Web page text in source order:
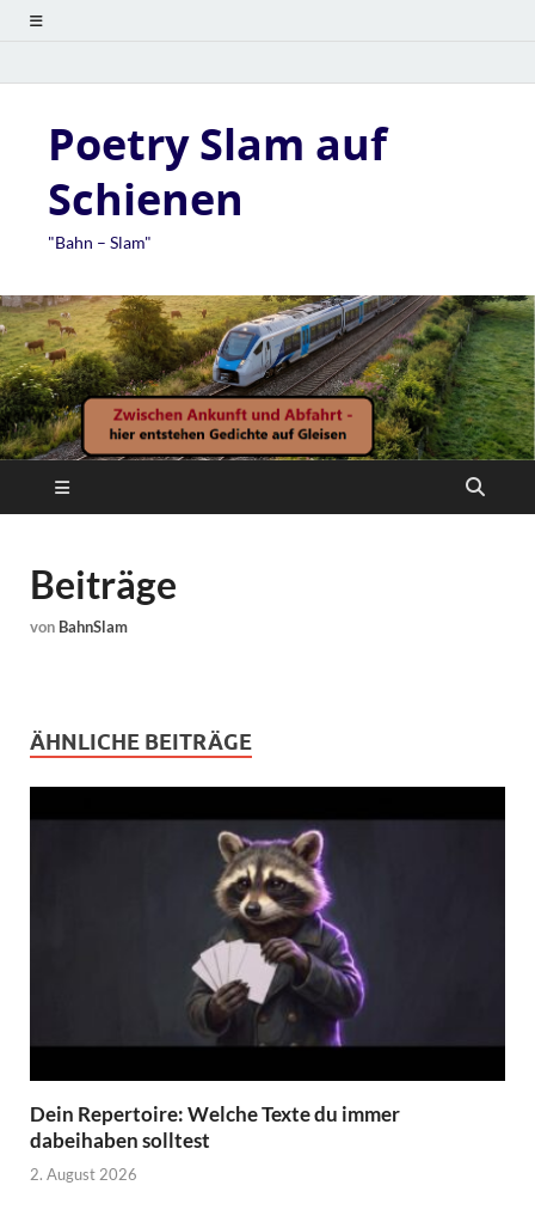
Poetry Slam auf
Schienen
"Bahn – Slam"
Beiträge
von BahnSlam
ÄHNLICHE BEITRÄGE
Dein Repertoire: Welche Texte du immer
dabeihaben solltest
2. August 2026